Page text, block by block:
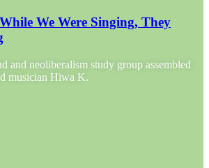
We Were Singing, They
and neoliberalism study group assembled
musician Hiwa K.